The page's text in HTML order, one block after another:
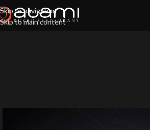
Skip to navigation
Skip to main content